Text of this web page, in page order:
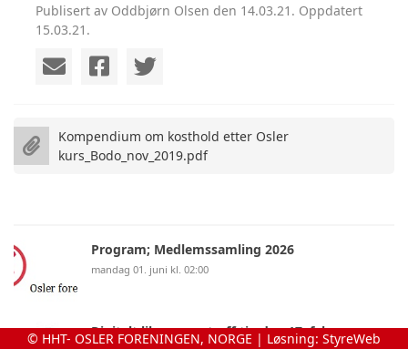
Publisert av Oddbjørn Olsen den 14.03.21. Oppdatert
15.03.21.
Kompendium om kosthold etter Osler
kurs_Bodo_nov_2019.pdf
Program; Medlemssamling 2026
mandag 01. juni kl. 02:00
Digitalt likepersontreff tirsdag 17. februar
© HHT- OSLER FORENINGEN, NORGE | Løsning: StyreWeb